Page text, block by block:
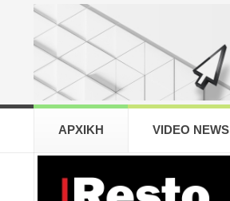
ΑΡΧΙΚΗ VIDEO NEWS